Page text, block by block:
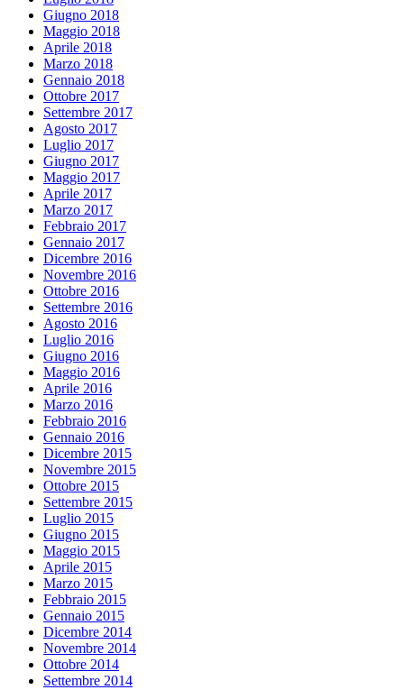
Giugno 2018
Maggio 2018
Aprile 2018
Marzo 2018
Gennaio 2018
Ottobre 2017
Settembre 2017
Agosto 2017
Luglio 2017
Giugno 2017
Maggio 2017
Aprile 2017
Marzo 2017
Febbraio 2017
Gennaio 2017
Dicembre 2016
Novembre 2016
Ottobre 2016
Settembre 2016
Agosto 2016
Luglio 2016
Giugno 2016
Maggio 2016
Aprile 2016
Marzo 2016
Febbraio 2016
Gennaio 2016
Dicembre 2015
Novembre 2015
Ottobre 2015
Settembre 2015
Luglio 2015
Giugno 2015
Maggio 2015
Aprile 2015
Marzo 2015
Febbraio 2015
Gennaio 2015
Dicembre 2014
Novembre 2014
Ottobre 2014
Settembre 2014